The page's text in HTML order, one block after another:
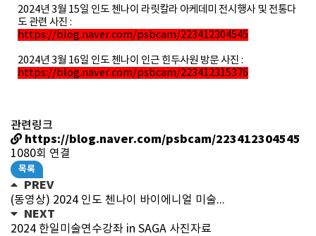
2024년 3월 15일 인도 첸나이 라릿칼라 아케데미 전시행사 및 전통다
도 관련 사진 :
https://blog.naver.com/psbcam/223412304545
2024년 3월 16일 인도 첸나이 인근 힌두사원 방문 사진 :
https://blog.naver.com/psbcam/223412315376
관련링크
https://blog.naver.com/psbcam/223412304545
1080회 연결
목록
PREV
(동영상) 2024 인도 첸나이 바이에니얼 미술전시회 행사 기록
NEXT
2024 한일미술연수강좌 in SAGA 사진자료